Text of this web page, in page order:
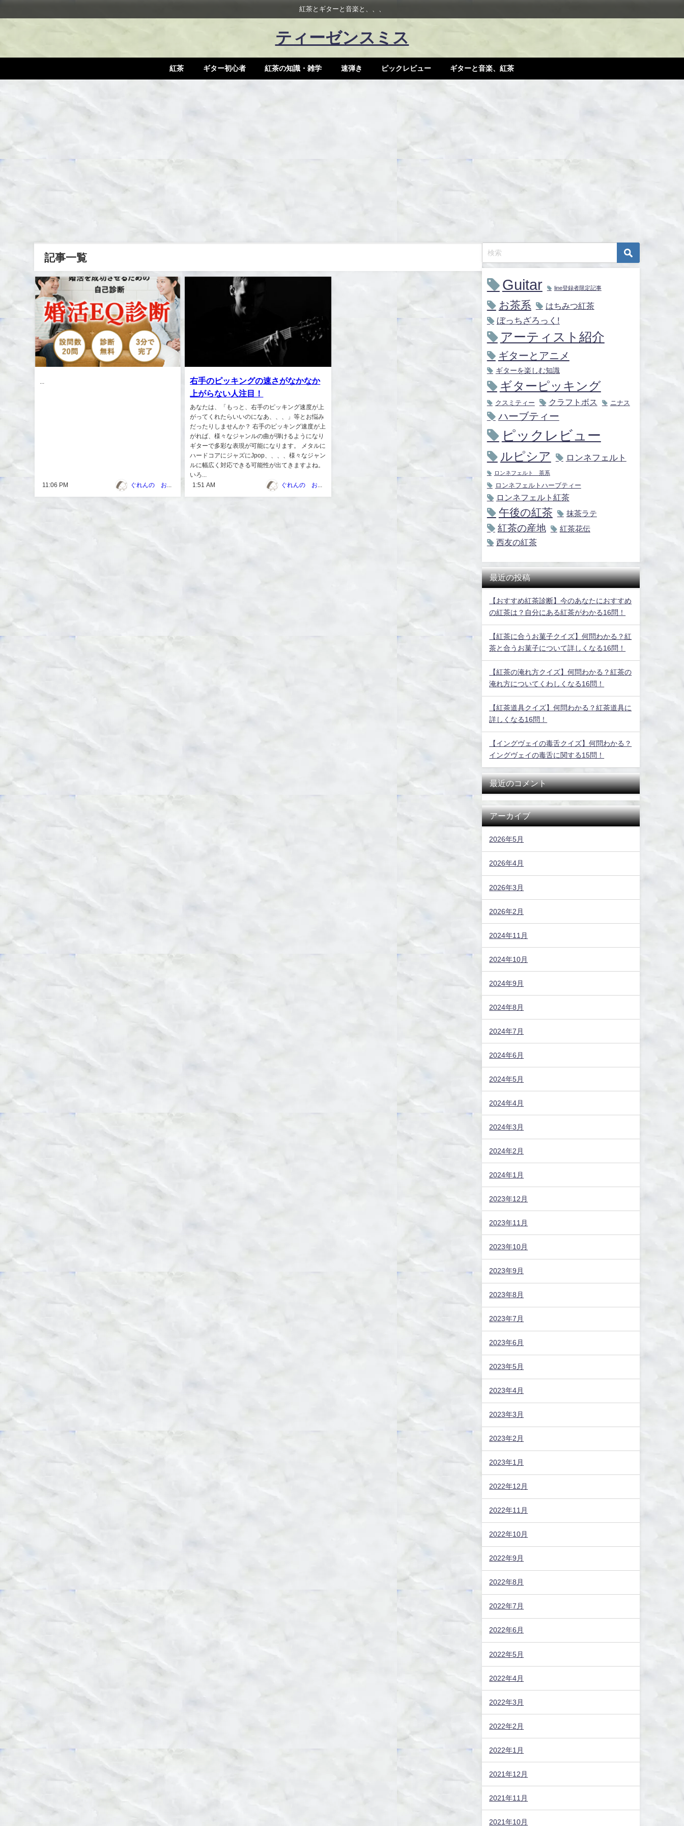
紅茶とギターと音楽と、、、
ティーゼンスミス
紅茶 ギター初心者 紅茶の知識・雑学 速弾き ピックレビュー ギターと音楽、紅茶
記事一覧
11:06 PM
右手のピッキングの速さがなかなか
上がらない人注目！
あなたは、「もっと、右手のピッキング速度が上
がってくれたらいいのになあ、、、」等とお悩み
だったりしませんか？ 右手のピッキング速度が上
がれば、様々なジャンルの曲が弾けるようになり
ギターで多彩な表現が可能になります。 メタルに
ハードコアにジャズにJpop、、、、様々なジャン
ルに幅広く対応できる可能性が出てきますよね。
いろ...
1:51 AM
Guitar line登録者限定記事
お茶系 はちみつ紅茶
ぼっちざろっく!
アーティスト紹介
ギターとアニメ
ギターを楽しむ知識
ギターピッキング
クスミティー クラフトボス ニナス
ハーブティー
ピックレビュー
ルピシア ロンネフェルト
ロンネフェルト 茶系
ロンネフェルトハーブティー
ロンネフェルト紅茶
午後の紅茶 抹茶ラテ
紅茶の産地
紅茶花伝
西友の紅茶
最近の投稿
【おすすめ紅茶診断】今のあなたにおすすめ
の紅茶は？自分にある紅茶がわかる16問！
【紅茶に合うお菓子クイズ】何問わかる？紅
茶と合うお菓子について詳しくなる16問！
【紅茶の淹れ方クイズ】何問わかる？紅茶の
淹れ方についてくわしくなる16問！
【紅茶道具クイズ】何問わかる？紅茶道具に
詳しくなる16問！
【イングヴェイの毒舌クイズ】何問わかる？
イングヴェイの毒舌に関する15問！
最近のコメント
アーカイブ
2026年5月
2026年4月
2026年3月
2026年2月
2024年11月
2024年10月
2024年9月
2024年8月
2024年7月
2024年6月
2024年5月
2024年4月
2024年3月
2024年2月
2024年1月
2023年12月
2023年11月
2023年10月
2023年9月
2023年8月
2023年7月
2023年6月
2023年5月
2023年4月
2023年3月
2023年2月
2023年1月
2022年12月
2022年11月
2022年10月
2022年9月
2022年8月
2022年7月
2022年6月
2022年5月
2022年4月
2022年3月
2022年2月
2022年1月
2021年12月
2021年11月
2021年10月